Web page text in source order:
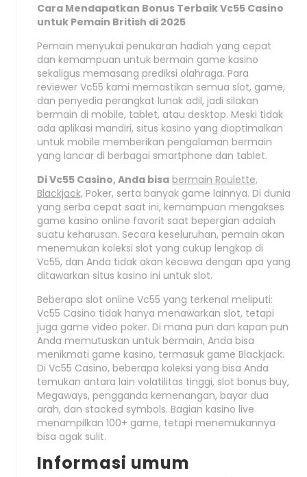
Cara Mendapatkan Bonus Terbaik Vc55 Casino
untuk Pemain British di 2025
Pemain menyukai penukaran hadiah yang cepat
dan kemampuan untuk bermain game kasino
sekaligus memasang prediksi olahraga. Para
reviewer Vc55 kami memastikan semua slot, game,
dan penyedia perangkat lunak adil, jadi silakan
bermain di mobile, tablet, atau desktop. Meski tidak
ada aplikasi mandiri, situs kasino yang dioptimalkan
untuk mobile memberikan pengalaman bermain
yang lancar di berbagai smartphone dan tablet.
Di Vc55 Casino, Anda bisa bermain Roulette,
Blackjack, Poker, serta banyak game lainnya. Di dunia
yang serba cepat saat ini, kemampuan mengakses
game kasino online favorit saat bepergian adalah
suatu keharusan. Secara keseluruhan, pemain akan
menemukan koleksi slot yang cukup lengkap di
Vc55, dan Anda tidak akan kecewa dengan apa yang
ditawarkan situs kasino ini untuk slot.
Beberapa slot online Vc55 yang terkenal meliputi:
Vc55 Casino tidak hanya menawarkan slot, tetapi
juga game video poker. Di mana pun dan kapan pun
Anda memutuskan untuk bermain, Anda bisa
menikmati game kasino, termasuk game Blackjack.
Di Vc55 Casino, beberapa koleksi yang bisa Anda
temukan antara lain volatilitas tinggi, slot bonus buy,
Megaways, pengganda kemenangan, bayar dua
arah, dan stacked symbols. Bagian kasino live
menampilkan 100+ game, tetapi menemukannya
bisa agak sulit.
Informasi umum